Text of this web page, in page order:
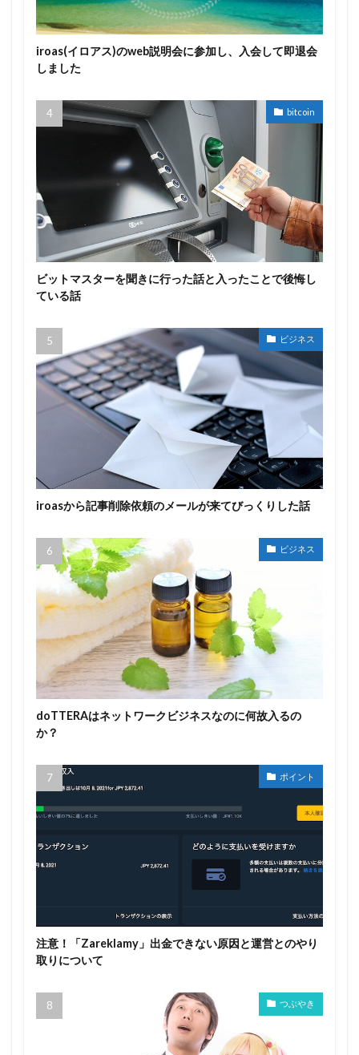
iroas(イロアス)のweb説明会に参加し、入会して即退会
しました
bitcoin
ビットマスターを聞きに行った話と入ったことで後悔し
ている話
ビジネス
iroasから記事削除依頼のメールが来てびっくりした話
ビジネス
doTTERAはネットワークビジネスなのに何故入るの
か？
ポイント
注意！「Zareklamy」出金できない原因と運営とのやり
取りについて
つぶやき